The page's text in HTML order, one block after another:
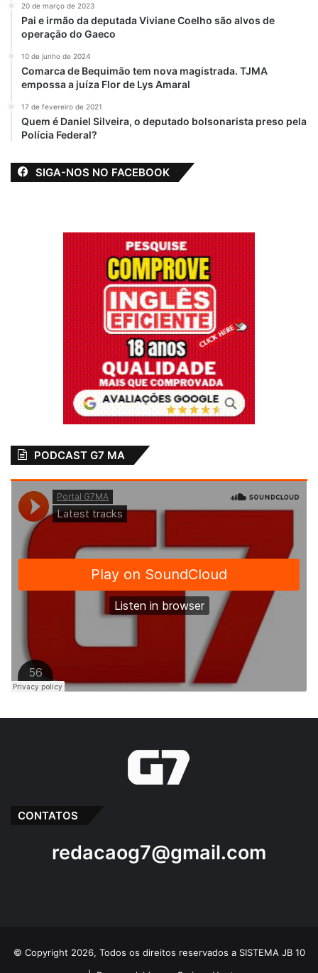
20 de março de 2023
Pai e irmão da deputada Viviane Coelho são alvos de
operação do Gaeco
10 de junho de 2024
Comarca de Bequimão tem nova magistrada. TJMA
empossa a juíza Flor de Lys Amaral
17 de fevereiro de 2021
Quem é Daniel Silveira, o deputado bolsonarista preso pela
Polícia Federal?
SIGA-NOS NO FACEBOOK
PODCAST G7 MA
CONTATOS
redacaog7@gmail.com
© Copyright 2026, Todos os direitos reservados a SISTEMA JB 10